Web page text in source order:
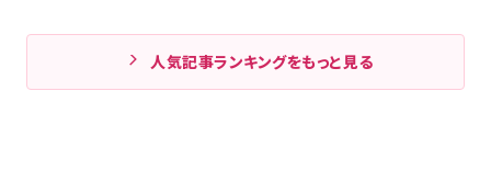
人気記事ランキングをもっと見る